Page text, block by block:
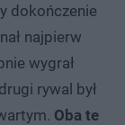
dokończenie
najpierw
wygrał
rywal był
Oba te